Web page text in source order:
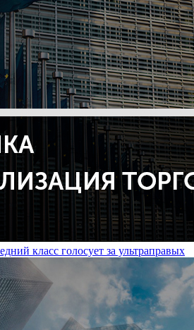
класс голосует за ультраправых